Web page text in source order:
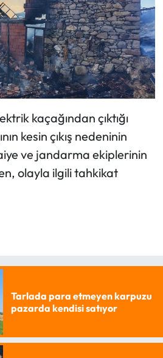
kaçağından çıktığı
kesin çıkış nedeninin
ve jandarma ekiplerinin
olayla ilgili tahkikat
Tarlada para etmeyen karpuzu
pazarda kendisi satıyor